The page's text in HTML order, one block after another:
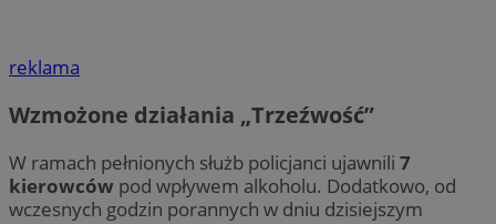
reklama
Wzmożone działania „Trzeźwość”
W ramach pełnionych służb policjanci ujawnili 7
kierowców pod wpływem alkoholu. Dodatkowo, od
wczesnych godzin porannych w dniu dzisiejszym